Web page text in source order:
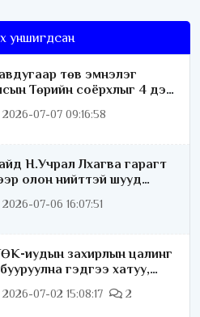
уншигдсан
төв эмнэлэг
Төрийн соёрхлыг 4 дэх
2026-07-07 09:16:58
Н.Учрал Лхагва гарагт
олон нийттэй шууд
2026-07-06 16:07:51
иудын захирлын цалинг
гэдгээ хатуу,
2026-07-02 15:08:17 2